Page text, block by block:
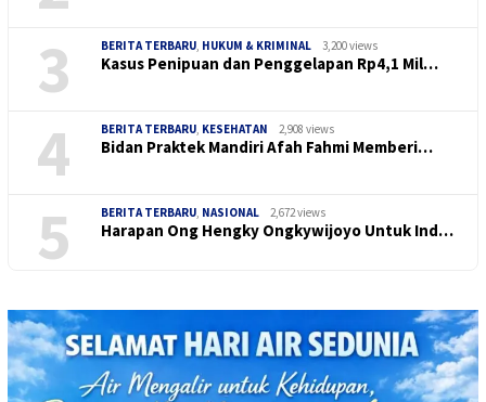
3
BERITA TERBARU, HUKUM & KRIMINAL 3,200 views
Kasus Penipuan dan Penggelapan Rp4,1 Mil…
4 BERITA TERBARU, KESEHATAN 2,908 views
Bidan Praktek Mandiri Afah Fahmi Memberi…
5 BERITA TERBARU, NASIONAL 2,672 views
Harapan Ong Hengky Ongkywijoyo Untuk Ind…